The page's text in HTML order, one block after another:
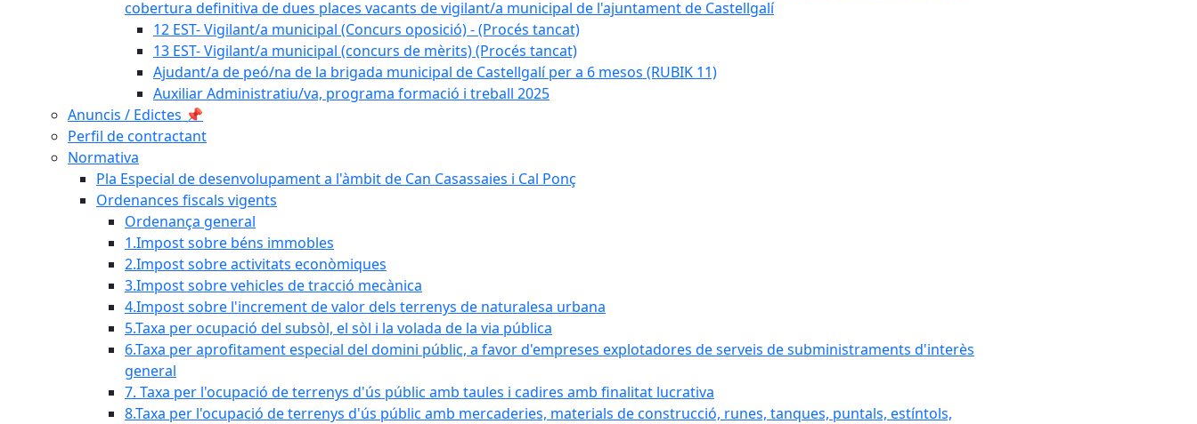
cobertura definitiva de dues places vacants de vigilant/a municipal de l'ajuntament de Castellgalí
12 EST- Vigilant/a municipal (Concurs oposició) - (Procés tancat)
13 EST- Vigilant/a municipal (concurs de mèrits) (Procés tancat)
Ajudant/a de peó/na de la brigada municipal de Castellgalí per a 6 mesos (RUBIK 11)
Auxiliar Administratiu/va, programa formació i treball 2025
Anuncis / Edictes 📌
Perfil de contractant
Normativa
Pla Especial de desenvolupament a l'àmbit de Can Casassaies i Cal Ponç
Ordenances fiscals vigents
Ordenança general
1.Impost sobre béns immobles
2.Impost sobre activitats econòmiques
3.Impost sobre vehicles de tracció mecànica
4.Impost sobre l'increment de valor dels terrenys de naturalesa urbana
5.Taxa per ocupació del subsòl, el sòl i la volada de la via pública
6.Taxa per aprofitament especial del domini públic, a favor d'empreses explotadores de serveis de subministraments d'interès
general
7. Taxa per l'ocupació de terrenys d'ús públic amb taules i cadires amb finalitat lucrativa
8.Taxa per l'ocupació de terrenys d'ús públic amb mercaderies, materials de construcció, runes, tanques, puntals, estíntols,